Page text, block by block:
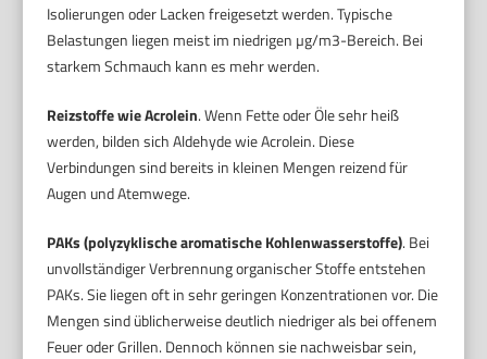
Isolierungen oder Lacken freigesetzt werden. Typische
Belastungen liegen meist im niedrigen µg/m3-Bereich. Bei
starkem Schmauch kann es mehr werden.
Reizstoffe wie Acrolein. Wenn Fette oder Öle sehr heiß
werden, bilden sich Aldehyde wie Acrolein. Diese
Verbindungen sind bereits in kleinen Mengen reizend für
Augen und Atemwege.
PAKs (polyzyklische aromatische Kohlenwasserstoffe). Bei
unvollständiger Verbrennung organischer Stoffe entstehen
PAKs. Sie liegen oft in sehr geringen Konzentrationen vor. Die
Mengen sind üblicherweise deutlich niedriger als bei offenem
Feuer oder Grillen. Dennoch können sie nachweisbar sein,